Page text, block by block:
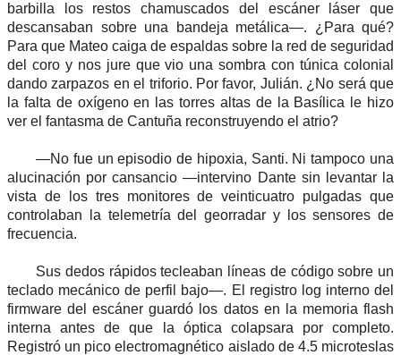
barbilla los restos chamuscados del escáner láser que
descansaban sobre una bandeja metálica—. ¿Para qué?
Para que Mateo caiga de espaldas sobre la red de seguridad
del coro y nos jure que vio una sombra con túnica colonial
dando zarpazos en el triforio. Por favor, Julián. ¿No será que
la falta de oxígeno en las torres altas de la Basílica le hizo
ver el fantasma de Cantuña reconstruyendo el atrio?
—No fue un episodio de hipoxia, Santi. Ni tampoco una
alucinación por cansancio —intervino Dante sin levantar la
vista de los tres monitores de veinticuatro pulgadas que
controlaban la telemetría del georradar y los sensores de
frecuencia.
Sus dedos rápidos tecleaban líneas de código sobre un
teclado mecánico de perfil bajo—. El registro log interno del
firmware del escáner guardó los datos en la memoria flash
interna antes de que la óptica colapsara por completo.
Registró un pico electromagnético aislado de 4.5 microteslas